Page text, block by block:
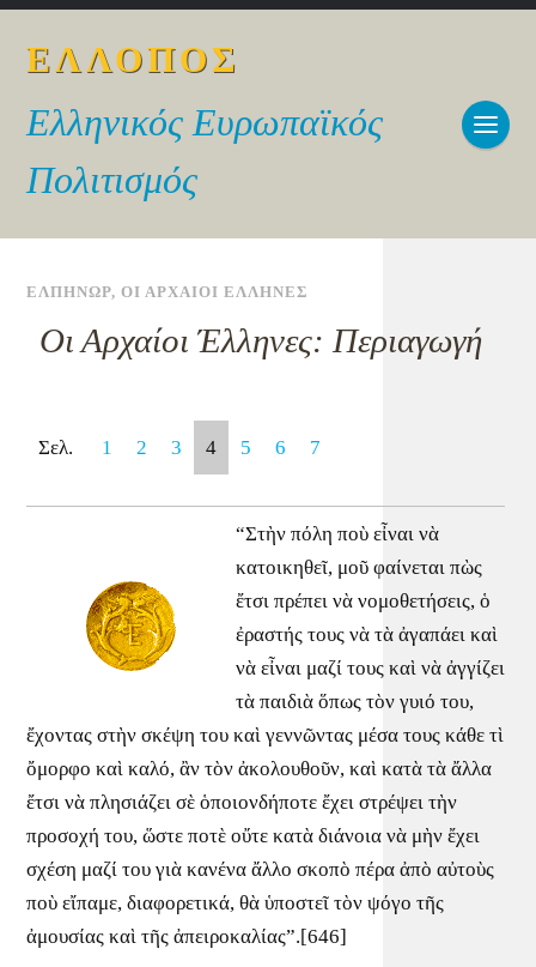
ΕΛΛΟΠΟΣ
Ελληνικός Ευρωπαϊκός
Πολιτισμός
ΕΛΠΗΝΩΡ,ΟΙ ΑΡΧΑΙΟΙ ΕΛΛΗΝΕΣ
Οι Αρχαίοι Έλληνες: Περιαγωγή
Σελ. 1 2 3 4 5 6 7
“Στὴν πόλη ποὺ εἶναι νὰ
κατοικηθεῖ, μοῦ φαίνεται πὼς
ἔτσι πρέπει νὰ νομοθετήσεις, ὁ
ἐραστής τους νὰ τὰ ἀγαπάει καὶ
νὰ εἶναι μαζί τους καὶ νὰ ἀγγίζει
τὰ παιδιὰ ὅπως τὸν γυιό του,
ἔχοντας στὴν σκέψη του καὶ γεννῶντας μέσα τους κάθε τὶ
ὄμορφο καὶ καλό, ἂν τὸν ἀκολουθοῦν, καὶ κατὰ τὰ ἄλλα
ἔτσι νὰ πλησιάζει σὲ ὁποιονδήποτε ἔχει στρέψει τὴν
προσοχή του, ὥστε ποτὲ οὔτε κατὰ διάνοια νὰ μὴν ἔχει
σχέση μαζί του γιὰ κανένα ἄλλο σκοπὸ πέρα ἀπὸ αὐτοὺς
ποὺ εἴπαμε, διαφορετικά, θὰ ὑποστεῖ τὸν ψόγο τῆς
ἀμουσίας καὶ τῆς ἀπειροκαλίας”.[646]